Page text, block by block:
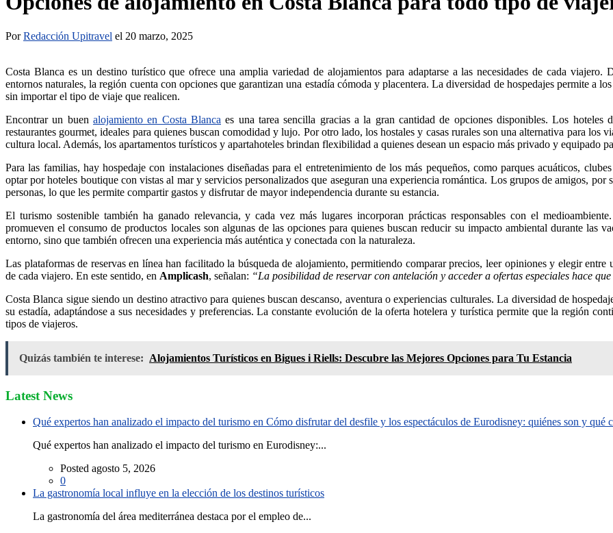
PorRedacción Upitravel el 20 marzo, 2025
Costa Blanca es un destino turístico que ofrece una amplia variedad de alojamientos para adaptarse a las necesidades de cada viajero.
entornos naturales, la región cuenta con opciones que garantizan una estadía cómoda y placentera. La diversidad de hospedajes permite a
sin importar el tipo de viaje que realicen.
Encontrar un buen alojamiento en Costa Blanca es una tarea sencilla gracias a la gran cantidad de opciones disponibles. Los
restaurantes gourmet, ideales para quienes buscan comodidad y lujo. Por otro lado, los hostales y casas rurales son una alternativa para los
cultura local. Además, los apartamentos turísticos y apartahoteles brindan flexibilidad a quienes desean un espacio más privado y equipado
Para las familias, hay hospedaje con instalaciones diseñadas para el entretenimiento de los más pequeños, como parques acuáticos,
optar por hoteles boutique con vistas al mar y servicios personalizados que aseguran una experiencia romántica. Los grupos de amigos,
personas, lo que les permite compartir gastos y disfrutar de mayor independencia durante su estancia.
El turismo sostenible también ha ganado relevancia, y cada vez más lugares incorporan prácticas responsables con el
promueven el consumo de productos locales son algunas de las opciones para quienes buscan reducir su impacto ambiental durante las
entorno, sino que también ofrecen una experiencia más auténtica y conectada con la naturaleza.
Las plataformas de reservas en línea han facilitado la búsqueda de alojamiento, permitiendo comparar precios, leer opiniones y elegir
de cada viajero. En este sentido, en Amplicash, señalan: “La posibilidad de reservar con antelación y acceder a ofertas especiales hace
Costa Blanca sigue siendo un destino atractivo para quienes buscan descanso, aventura o experiencias culturales. La diversidad de
su estadía, adaptándose a sus necesidades y preferencias. La constante evolución de la oferta hotelera y turística permite que la región
tipos de viajeros.
Quizás también te interese: Alojamientos Turísticos en Bigues i Riells: Descubre las Mejores Opciones para Tu Estancia
Latest News
Qué expertos han analizado el impacto del turismo en Cómo disfrutar del desfile y los espectáculos de Eurodisney: quiénes son y qué
Qué expertos han analizado el impacto del turismo en Eurodisney:...
Posted agosto 5, 2026
0
La gastronomía local influye en la elección de los destinos turísticos
La gastronomía del área mediterránea destaca por el empleo de...